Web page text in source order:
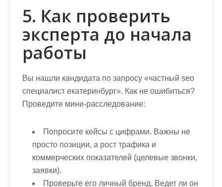
5. Как проверить
эксперта до начала
работы
Вы нашли кандидата по запросу «частный seo
специалист екатеринбург». Как не ошибиться?
Проведите мини-расследование:
Попросите кейсы с цифрами. Важны не
просто позиции, а рост трафика и
коммерческих показателей (целевые звонки,
заявки).
Проверьте его личный бренд. Ведет ли он